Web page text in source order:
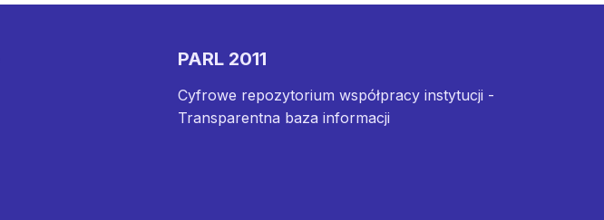
PARL 2011
Cyfrowe repozytorium współpracy instytucji -
Transparentna baza informacji